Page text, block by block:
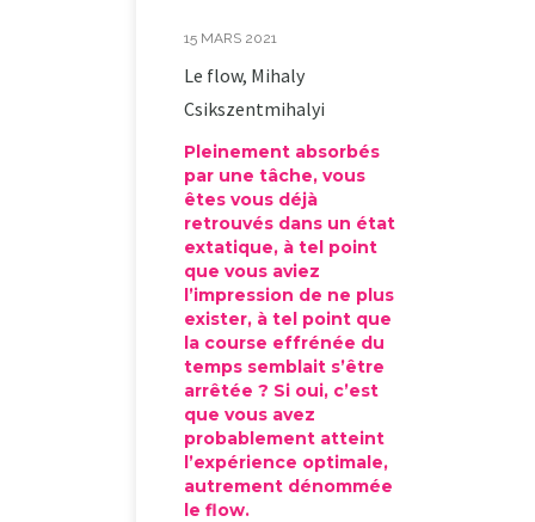
15 MARS 2021
Le flow, Mihaly
Csikszentmihalyi
Pleinement absorbés
par une tâche, vous
êtes vous déjà
retrouvés dans un état
extatique, à tel point
que vous aviez
l’impression de ne plus
exister, à tel point que
la course effrénée du
temps semblait s’être
arrêtée ? Si oui, c’est
que vous avez
probablement atteint
l’expérience optimale,
autrement dénommée
le flow.